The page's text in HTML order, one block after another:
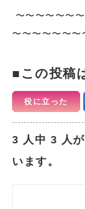
〜〜〜〜〜〜
〜〜〜〜〜〜〜
この投稿
役に立った
3 人中 3 人
います。